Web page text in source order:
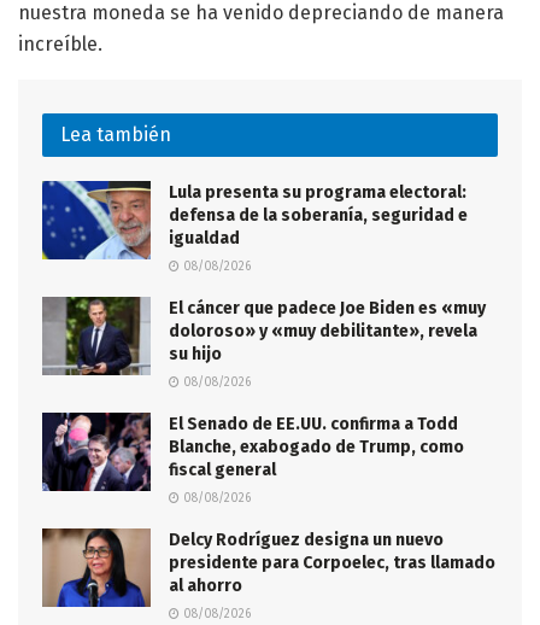
nuestra moneda se ha venido depreciando de manera
increíble.
Lea también
Lula presenta su programa electoral:
defensa de la soberanía, seguridad e
igualdad
08/08/2026
El cáncer que padece Joe Biden es «muy
doloroso» y «muy debilitante», revela
su hijo
08/08/2026
El Senado de EE.UU. confirma a Todd
Blanche, exabogado de Trump, como
fiscal general
08/08/2026
Delcy Rodríguez designa un nuevo
presidente para Corpoelec, tras llamado
al ahorro
08/08/2026